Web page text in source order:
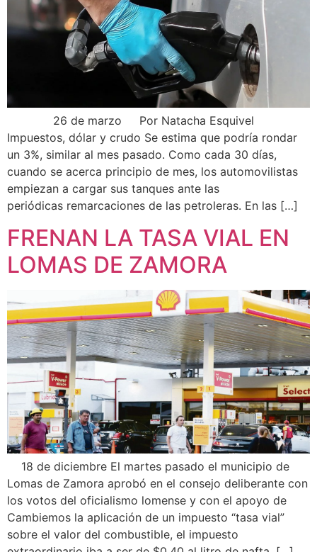
26 de marzo Por Natacha Esquivel
Impuestos, dólar y crudo Se estima que podría rondar
un 3%, similar al mes pasado. Como cada 30 días,
cuando se acerca principio de mes, los automovilistas
empiezan a cargar sus tanques ante las
periódicas remarcaciones de las petroleras. En las […]
FRENAN LA TASA VIAL EN
LOMAS DE ZAMORA
18 de diciembre El martes pasado el municipio de
Lomas de Zamora aprobó en el consejo deliberante con
los votos del oficialismo lomense y con el apoyo de
Cambiemos la aplicación de un impuesto “tasa vial”
sobre el valor del combustible, el impuesto